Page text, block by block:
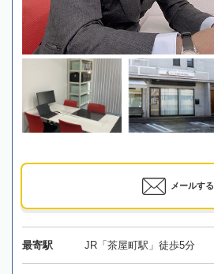
メールする
最寄駅 JR「茶屋町駅」徒歩5分